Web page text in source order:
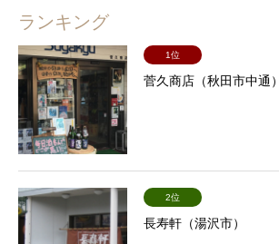
ランキング
1位
菅久商店（秋田市中通）
2位
長寿軒（湯沢市）